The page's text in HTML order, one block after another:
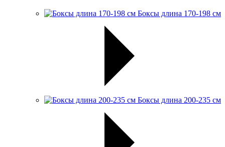
Боксы длина 170-198 см
Боксы длина 200-235 см